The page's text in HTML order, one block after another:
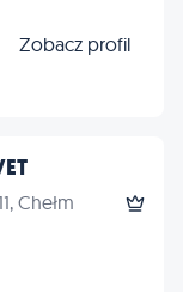
Zobacz profil
Chełm